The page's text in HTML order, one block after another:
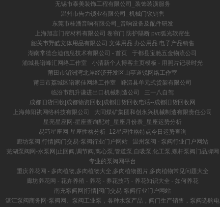
无锡市泰美装饰工程有限公司_装饰装潢服务
温州市告力锁业有限公司_机械门锁销售
东莞市桂潘音响有限公司_音响设备及配件研发
上海旭言门帘材料有限公司 卷帘门 防护隔断 pvc弧光软帘生
韶关市野酷文体用品有限公司 文体用品 办公用品 电子产品销售
湖南常德合迪信息技术有限公司 - 首页
于都县宝驰五金物流公司
浦城县谱峰汇网络工作室
小清新个人博客主页模板 - 用照片记录时光
莆田市湄洲湾北岸经济开发区山亭道锐网络工作室
莆田市荔城区谱家佳网络工作室
嵊泗县单元式货架有限公司
临汾市凯升谦进出口机械制造公司
三一八自驾
成都旧货回收|成都物资回收|成都旧货回收电话--成都旧货回收网
上海帅阳祺网络科技有限公司
大同煤矿集团和创永兴机械制造有限责任公司
星亮星座网-星座查询配对_星座月份表_星座运势分析
易巧星座网-星座性格分析_12星座性格特点今日运势查询
廊坊泵阀|行情|阀门交易-泵阀行业门户网站
温州泵阀 - 泵阀行业门户网站
芜湖泵阀网-水泵网|止回阀,调节阀,离心泵,管道泵,自吸泵,化工泵,螺杆泵阀门品牌网
专业的泵阀网平台
重庆养花网 - 多肉植物,多肉植物大全,多肉植物图片,多肉植物常见问题大全
廊坊养花网 - 花卉养殖 - 养花 - 养花技巧 - 养花知识大全 - 如何养花
南充泵阀网|行情|阀门交易-泵阀行业门户网站
湛江泵阀商务网-泵阀网、泵阀工业泵，各种水泵产品，阀门生产销售，泵阀选购电